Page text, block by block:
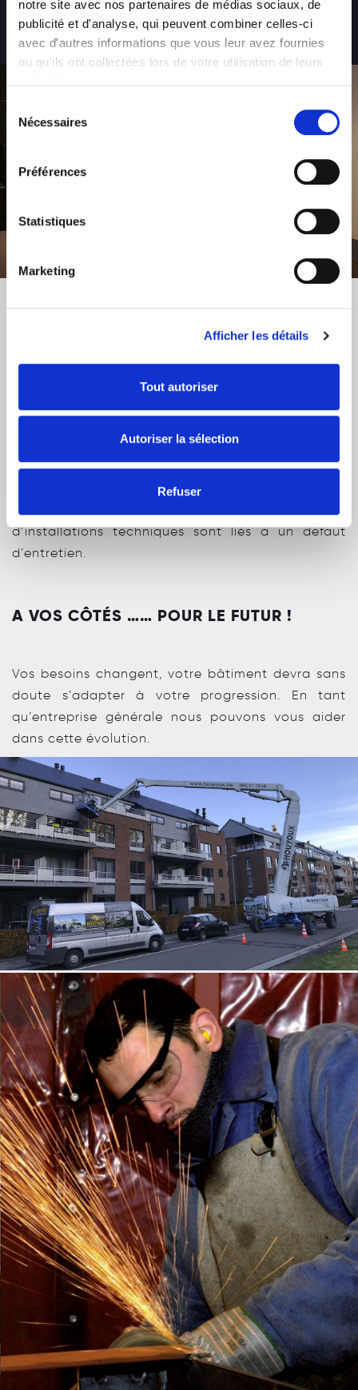
notre site avec nos partenaires de médias sociaux, de
publicité et d'analyse, qui peuvent combiner celles-ci
avec d'autres informations que vous leur avez fournies
ou qu'ils ont collectées lors de votre utilisation de leurs
Nécessaires
Préférences
Statistiques
Marketing
Afficher les détails
Tout autoriser
Autoriser la sélection
Refuser
Cet adage est particulièrement de mise en ce qui
passe inévitablement par un entretien régulier et
préventif, permettant de réduire le coût de
travaux de remise en état. En effet, dans la
plupart des cas, certaines altérations de
matériaux ou certains dysfonctionnements
d’installations techniques sont liés à un défaut
d’entretien.
A VOS CÔTÉS …… POUR LE FUTUR !
Vos besoins changent, votre bâtiment devra sans
doute s’adapter à votre progression. En tant
qu’entreprise générale nous pouvons vous aider
dans cette évolution.